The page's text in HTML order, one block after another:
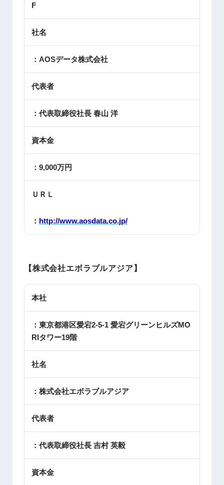
F
社名
：AOSデータ株式会社
代表者
：代表取締役社長 春山 洋
資本金
：9,000万円
ＵＲＬ
： http://www.aosdata.co.jp/
【株式会社エボラブルアジア】
本社
：東京都港区愛宕2-5-1 愛宕グリーンヒルズMO
RIタワー19階
社名
：株式会社エボラブルアジア
代表者
：代表取締役社長 吉村 英毅
資本金